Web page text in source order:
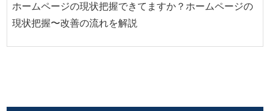
ホームページの現状把握できてますか？ホームページの
現状把握〜改善の流れを解説